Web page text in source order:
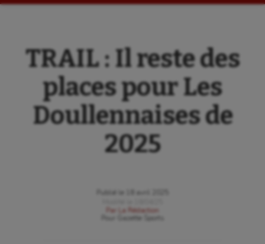
TRAIL : Il reste des
places pour Les
Doullennaises de
2025
Publié le
18 avril 2025
Par
La Rédaction
Gazette Sports